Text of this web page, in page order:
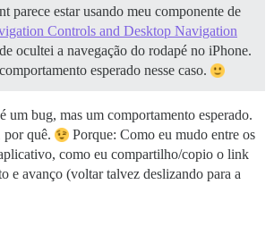
parece estar usando meu componente de
Controls and Desktop Navigation
ocultei a navegação do rodapé no iPhone.
esperado nesse caso.
um bug, mas um comportamento esperado.
por quê.
Porque: Como eu mudo entre os
como eu compartilho/copio o link
e avanço (voltar talvez deslizando para a